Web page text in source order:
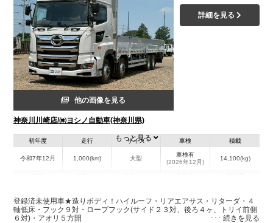
他の画像を見る
神奈川川崎店/㈱ヨシノ自動車(神奈川県)
詳細を見る
初年度
令和7年12月
走行
1,000(km)
サイズ
大型
車検
車検有
(2026年12月)
積載
14,100(kg)
神奈川県
W:2,400
H:600
－
もっと見る
登録済未使用車★造りボディ！ハイルーフ・リアエアサス・リターダ・４
軸低床・フック９対・ロープフック(サイド２３対、後ろ４ヶ、トリイ前側
６対)・アオリ５方開